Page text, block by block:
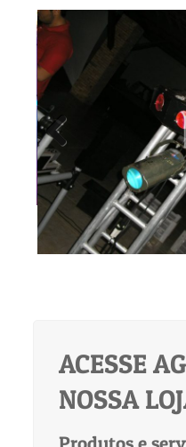
Previous
ACESSE
NOSSA